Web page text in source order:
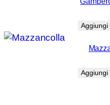
Aggiungi
Aggiungi